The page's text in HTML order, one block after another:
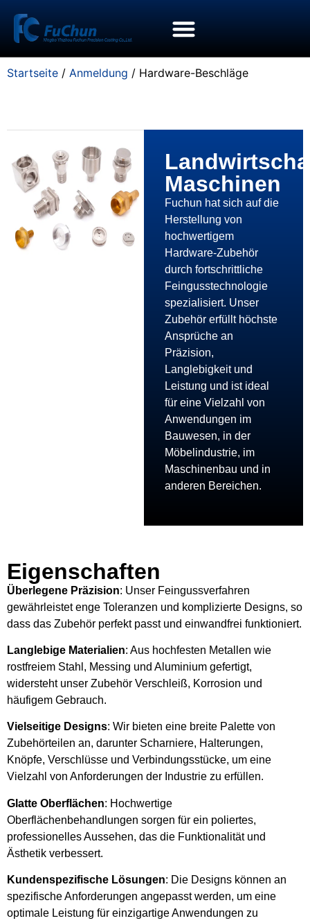
Startseite / Anmeldung / Hardware-Beschläge
Maschinen
Fuchun hat sich auf die
Herstellung von
hochwertigem
Hardware-Zubehör
durch fortschrittliche
Feingusstechnologie
spezialisiert. Unser
Zubehör erfüllt höchste
Ansprüche an
Präzision,
Langlebigkeit und
Leistung und ist ideal
für eine Vielzahl von
Anwendungen im
Bauwesen, in der
Möbelindustrie, im
Maschinenbau und in
anderen Bereichen.
Eigenschaften
Überlegene Präzision: Unser Feingussverfahren
gewährleistet enge Toleranzen und komplizierte Designs, so
dass das Zubehör perfekt passt und einwandfrei funktioniert.
Langlebige Materialien: Aus hochfesten Metallen wie
rostfreiem Stahl, Messing und Aluminium gefertigt,
widersteht unser Zubehör Verschleiß, Korrosion und
häufigem Gebrauch.
Vielseitige Designs: Wir bieten eine breite Palette von
Zubehörteilen an, darunter Scharniere, Halterungen,
Knöpfe, Verschlüsse und Verbindungsstücke, um eine
Vielzahl von Anforderungen der Industrie zu erfüllen.
Glatte Oberflächen: Hochwertige
Oberflächenbehandlungen sorgen für ein poliertes,
professionelles Aussehen, das die Funktionalität und
Ästhetik verbessert.
Kundenspezifische Lösungen: Die Designs können an
spezifische Anforderungen angepasst werden, um eine
optimale Leistung für einzigartige Anwendungen zu